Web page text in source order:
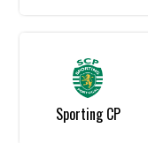
Sporting CP